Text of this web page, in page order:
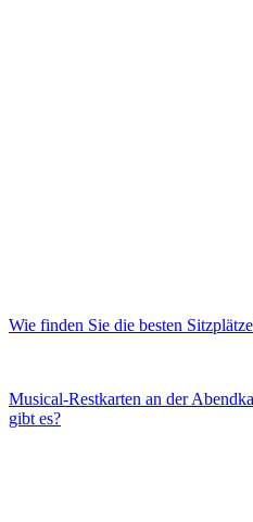
Wie finden Sie die besten
Musical-Restkarten an der
gibt es?